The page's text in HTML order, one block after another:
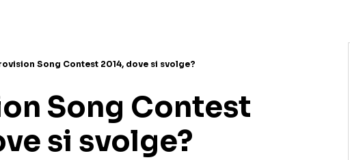
Song Contest 2014, dove si svolge?
Song Contest
si svolge?